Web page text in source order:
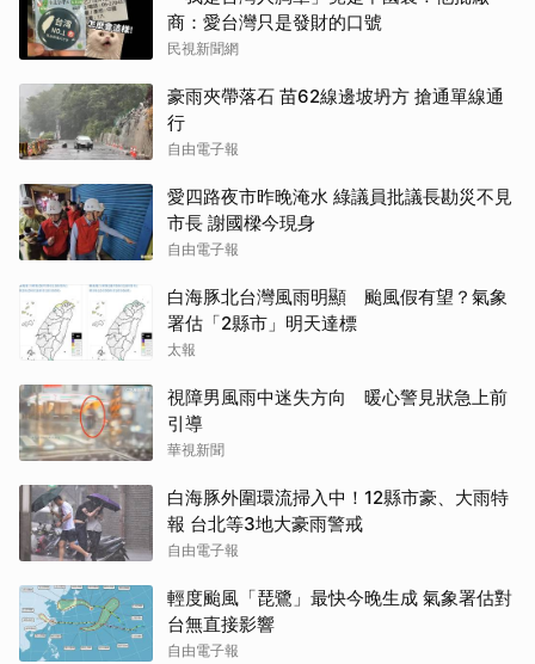
商：愛台灣只是發財的口號
民視新聞網
豪雨夾帶落石 苗62線邊坡坍方 搶通單線通
行
自由電子報
愛四路夜市昨晚淹水 綠議員批議長勘災不見
市長 謝國樑今現身
自由電子報
白海豚北台灣風雨明顯 颱風假有望？氣象
署估「2縣市」明天達標
太報
視障男風雨中迷失方向 暖心警見狀急上前
引導
華視新聞
白海豚外圍環流掃入中！12縣市豪、大雨特
報 台北等3地大豪雨警戒
自由電子報
輕度颱風「琵鷺」最快今晚生成 氣象署估對
台無直接影響
自由電子報